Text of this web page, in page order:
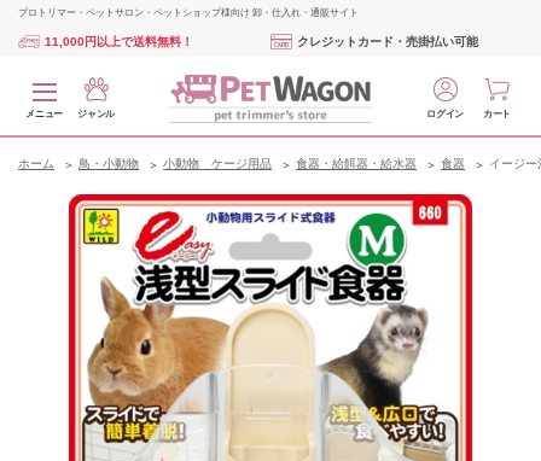
プロトリマー・ペットサロン・ペットショップ様向け 卸・仕入れ・通販サイト
11,000円以上で送料無料！ クレジットカード・売掛払い可能
メニュー ジャンル ログイン カート
ホーム 鳥・小動物 小動物 ケージ用品 食器・給餌器・給水器 食器 イージー